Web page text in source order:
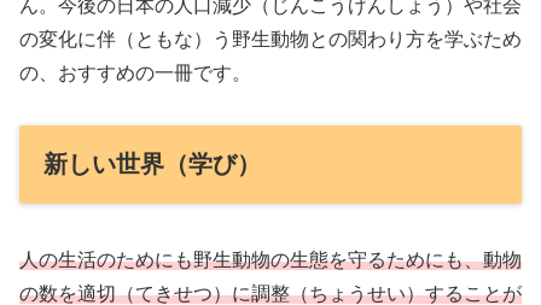
ん。今後の日本の人口減少（じんこうげんしょう）や社会
の変化に伴（ともな）う野生動物との関わり方を学ぶため
の、おすすめの一冊です。
新しい世界（学び）
人の生活のためにも野生動物の生態を守るためにも、動物
の数を適切（てきせつ）に調整（ちょうせい）することが